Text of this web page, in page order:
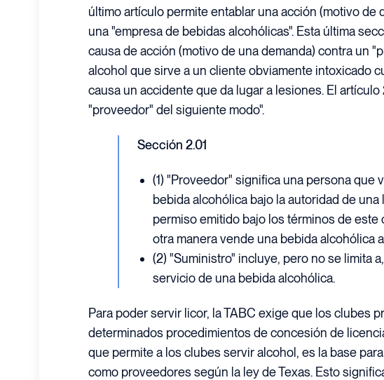
último artículo permite entablar una acción (motivo de
una "empresa de bebidas alcohólicas". Esta última
causa de acción (motivo de una demanda) contra un
alcohol que sirve a un cliente obviamente intoxicado
causa un accidente que da lugar a lesiones. El artículo
"proveedor" del siguiente modo".
Sección 2.01
(1) "Proveedor" significa una persona que
bebida alcohólica bajo la autoridad de una
permiso emitido bajo los términos de este
otra manera vende una bebida alcohólica
(2) "Suministro" incluye, pero no se limita
servicio de una bebida alcohólica.
Para poder servir licor, la TABC exige que los clubes
determinados procedimientos de concesión de
que permite a los clubes servir alcohol, es la base
como proveedores según la ley de Texas. Esto